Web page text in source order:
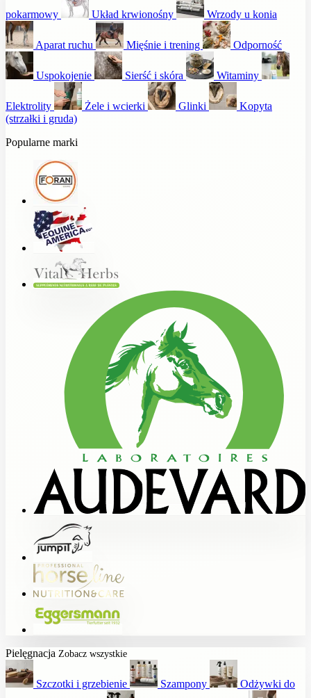
pokarmowy Układ krwionośny Wrzody u konia
Aparat ruchu Mięśnie i trening Odporność
Uspokojenie Sierść i skóra Witaminy
Elektrolity Żele i wcierki Glinki
Kopyta
(strzałki i gruda)
Popularne marki
Pielęgnacja Zobacz wszystkie
Szczotki i grzebienie Szampony Odżywki do